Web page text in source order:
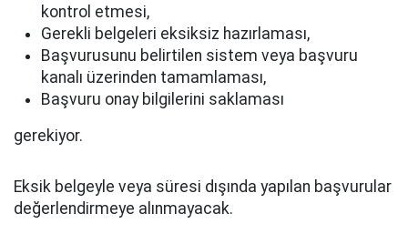
kontrol etmesi,
Gerekli belgeleri eksiksiz hazırlaması,
Başvurusunu belirtilen sistem veya başvuru
kanalı üzerinden tamamlaması,
Başvuru onay bilgilerini saklaması
gerekiyor.
Eksik belgeyle veya süresi dışında yapılan başvurular
değerlendirmeye alınmayacak.